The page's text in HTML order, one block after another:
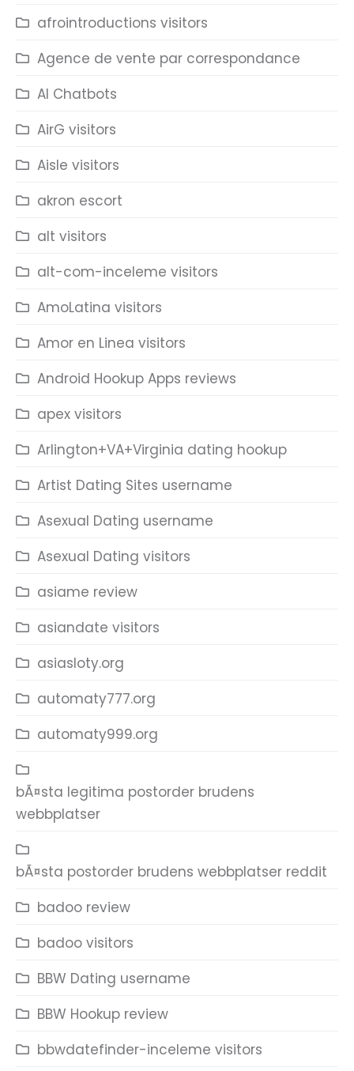
afrointroductions visitors
Agence de vente par correspondance
AI Chatbots
AirG visitors
Aisle visitors
akron escort
alt visitors
alt-com-inceleme visitors
AmoLatina visitors
Amor en Linea visitors
Android Hookup Apps reviews
apex visitors
Arlington+VA+Virginia dating hookup
Artist Dating Sites username
Asexual Dating username
Asexual Dating visitors
asiame review
asiandate visitors
asiasloty.org
automaty777.org
automaty999.org
bÃ¤sta legitima postorder brudens
webbplatser
bÃ¤sta postorder brudens webbplatser reddit
badoo review
badoo visitors
BBW Dating username
BBW Hookup review
bbwdatefinder-inceleme visitors